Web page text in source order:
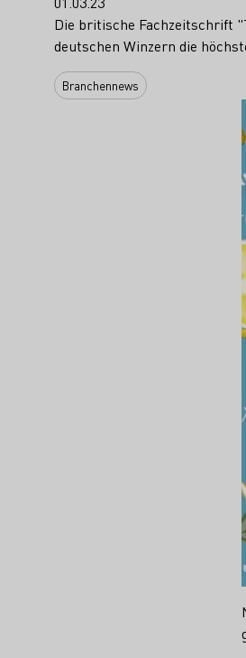
Die britische Fachzeitschrift
deutschen Winzern die
Branchennews